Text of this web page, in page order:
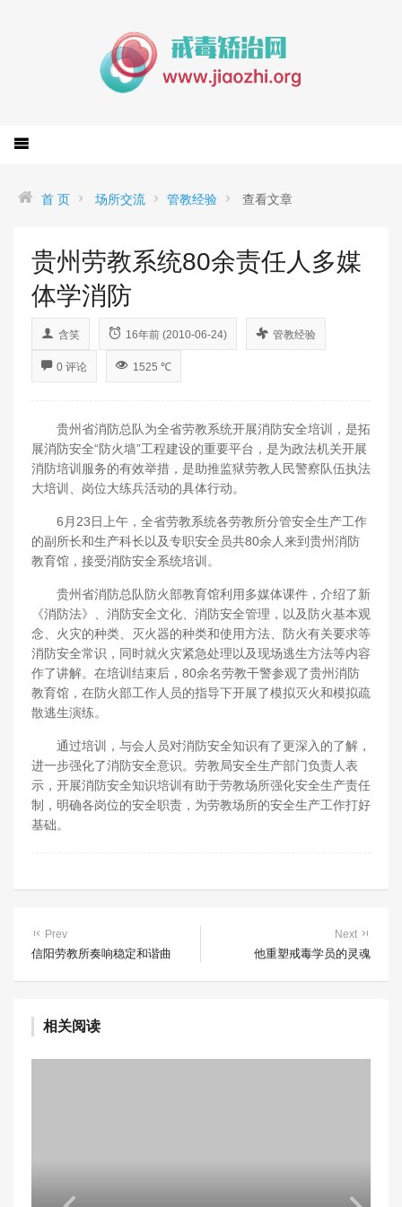
首 页 场所交流 管教经验 查看文章
贵州劳教系统80余责任人多媒
体学消防
含笑 16年前 (2010-06-24) 管教经验
0 评论 1525 ℃
贵州省消防总队为全省劳教系统开展消防安全培训，是拓
展消防安全“防火墙”工程建设的重要平台，是为政法机关开展
消防培训服务的有效举措，是助推监狱劳教人民警察队伍执法
大培训、岗位大练兵活动的具体行动。
6月23日上午，全省劳教系统各劳教所分管安全生产工作
的副所长和生产科长以及专职安全员共80余人来到贵州消防
教育馆，接受消防安全系统培训。
贵州省消防总队防火部教育馆利用多媒体课件，介绍了新
《消防法》、消防安全文化、消防安全管理，以及防火基本观
念、火灾的种类、灭火器的种类和使用方法、防火有关要求等
消防安全常识，同时就火灾紧急处理以及现场逃生方法等内容
作了讲解。在培训结束后，80余名劳教干警参观了贵州消防
教育馆，在防火部工作人员的指导下开展了模拟灭火和模拟疏
散逃生演练。
通过培训，与会人员对消防安全知识有了更深入的了解，
进一步强化了消防安全意识。劳教局安全生产部门负责人表
示，开展消防安全知识培训有助于劳教场所强化安全生产责任
制，明确各岗位的安全职责，为劳教场所的安全生产工作打好
基础。
Prev
信阳劳教所奏响稳定和谐曲
Next
他重塑戒毒学员的灵魂
相关阅读